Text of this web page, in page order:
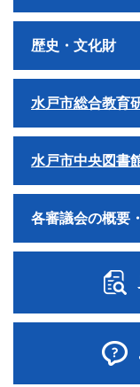
歴史・文化財
水戸市総合教育
水戸市中央図書
各審議会の概要